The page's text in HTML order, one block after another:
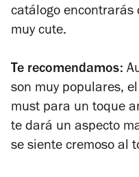
catálogo encontrarás
muy cute.
Te recomendamos:
son muy populares,
must para un toque
te dará un aspecto
se siente cremoso al